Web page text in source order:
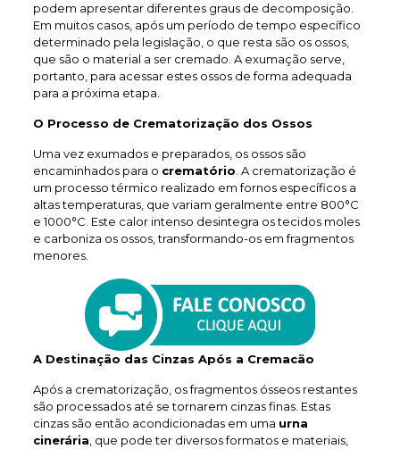
podem apresentar diferentes graus de decomposição.
Em muitos casos, após um período de tempo específico
determinado pela legislação, o que resta são os ossos,
que são o material a ser cremado. A exumação serve,
portanto, para acessar estes ossos de forma adequada
para a próxima etapa.
O Processo de Crematorização dos Ossos
Uma vez exumados e preparados, os ossos são
encaminhados para o crematório . A crematorização é
um processo térmico realizado em fornos específicos a
altas temperaturas, que variam geralmente entre 800°C
e 1000°C. Este calor intenso desintegra os tecidos moles
e carboniza os ossos, transformando-os em fragmentos
menores.
A Destinação das Cinzas Após a Cremacão
Após a crematorização, os fragmentos ósseos restantes
são processados até se tornarem cinzas finas. Estas
cinzas são então acondicionadas em uma urna
cinerária , que pode ter diversos formatos e materiais,